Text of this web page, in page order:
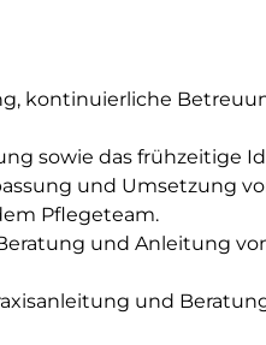
kontinuierliche
sowie das frühzeitige
und Umsetzung
Pflegeteam.
und Anleitung
und